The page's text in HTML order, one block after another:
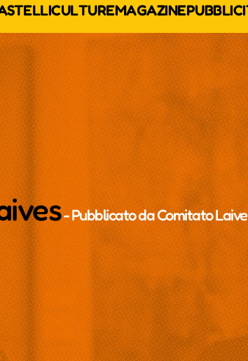
CULTUREMAGAZINE
- Pubblicato daComitato